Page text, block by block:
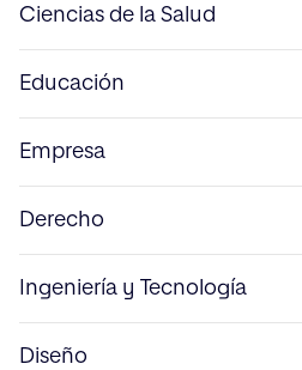
Ciencias de la Salud
Educación
Empresa
Derecho
Ingeniería y Tecnología
Diseño